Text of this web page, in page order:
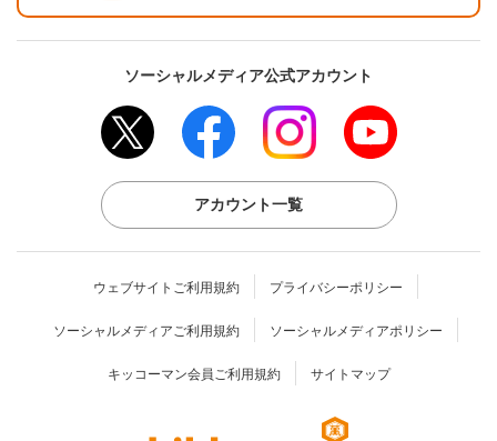
ソーシャルメディア公式アカウント
アカウント一覧
ウェブサイトご利用規約 プライバシーポリシー
ソーシャルメディアご利用規約 ソーシャルメディアポリシー
キッコーマン会員ご利用規約 サイトマップ